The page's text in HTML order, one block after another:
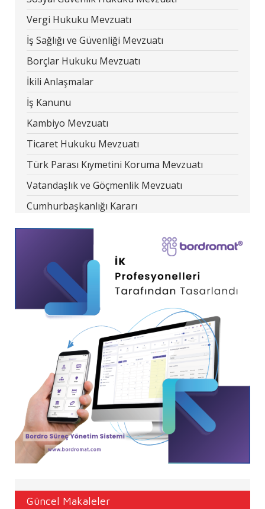
Vergi Hukuku Mevzuatı
İş Sağlığı ve Güvenliği Mevzuatı
Borçlar Hukuku Mevzuatı
İkili Anlaşmalar
İş Kanunu
Kambiyo Mevzuatı
Ticaret Hukuku Mevzuatı
Türk Parası Kıymetini Koruma Mevzuatı
Vatandaşlık ve Göçmenlik Mevzuatı
Cumhurbaşkanlığı Kararı
Güncel Makaleler